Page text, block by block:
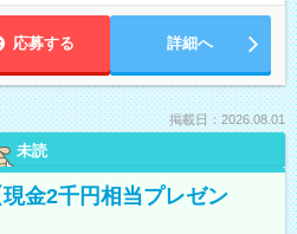
応募する 詳細へ
掲載日：2026.08.01
未読
金2千円相当プレゼン